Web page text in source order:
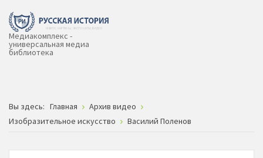
Медиакомплекс -
универсальная медиа
библиотека
Вы здесь: Главная
Архив видео
Изобразительное искусство
Василий Поленов